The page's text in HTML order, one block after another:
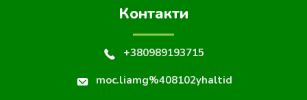
Контакти
+380989193715
moc.liamg%408102yhaltid